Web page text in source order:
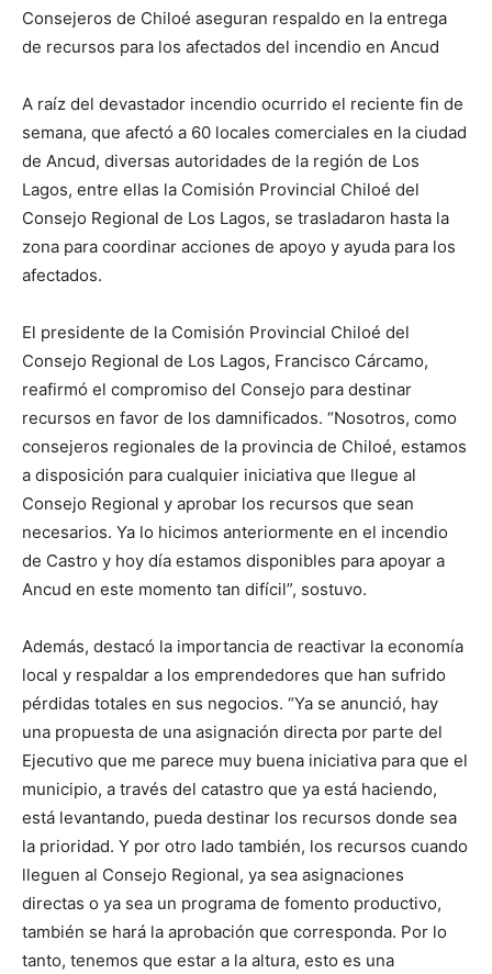
Consejeros de Chiloé aseguran respaldo en la entrega
de recursos para los afectados del incendio en Ancud
A raíz del devastador incendio ocurrido el reciente fin de
semana, que afectó a 60 locales comerciales en la ciudad
de Ancud, diversas autoridades de la región de Los
Lagos, entre ellas la Comisión Provincial Chiloé del
Consejo Regional de Los Lagos, se trasladaron hasta la
zona para coordinar acciones de apoyo y ayuda para los
afectados.
El presidente de la Comisión Provincial Chiloé del
Consejo Regional de Los Lagos, Francisco Cárcamo,
reafirmó el compromiso del Consejo para destinar
recursos en favor de los damnificados. “Nosotros, como
consejeros regionales de la provincia de Chiloé, estamos
a disposición para cualquier iniciativa que llegue al
Consejo Regional y aprobar los recursos que sean
necesarios. Ya lo hicimos anteriormente en el incendio
de Castro y hoy día estamos disponibles para apoyar a
Ancud en este momento tan difícil”, sostuvo.
Además, destacó la importancia de reactivar la economía
local y respaldar a los emprendedores que han sufrido
pérdidas totales en sus negocios. “Ya se anunció, hay
una propuesta de una asignación directa por parte del
Ejecutivo que me parece muy buena iniciativa para que el
municipio, a través del catastro que ya está haciendo,
está levantando, pueda destinar los recursos donde sea
la prioridad. Y por otro lado también, los recursos cuando
lleguen al Consejo Regional, ya sea asignaciones
directas o ya sea un programa de fomento productivo,
también se hará la aprobación que corresponda. Por lo
tanto, tenemos que estar a la altura, esto es una